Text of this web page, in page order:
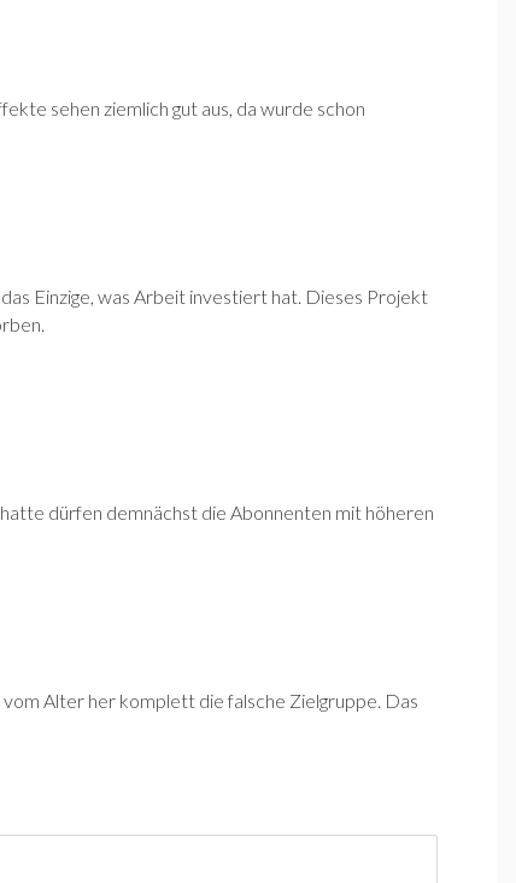
sehen ziemlich gut aus, da wurde schon
Einzige, was Arbeit investiert hat. Dieses Projekt
dürfen demnächst die Abonnenten mit höheren
Alter her komplett die falsche Zielgruppe. Das